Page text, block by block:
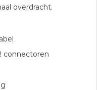
overdracht.
connectoren